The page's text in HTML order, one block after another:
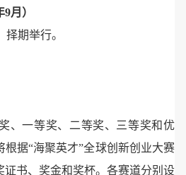
月）
期举行。
、一等奖、二等奖、三等奖和优
根据“海聚英才”全球创新创业大赛
证书、奖金和奖杯。各赛道分别设